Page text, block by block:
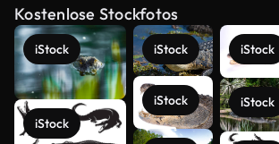
Kostenlose Stockfotos
iStock
iStock
iStock
iStock
iStock
iStock